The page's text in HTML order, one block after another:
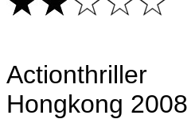
Actionthriller
Hongkong 2008